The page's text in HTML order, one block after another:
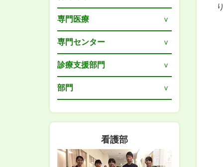
専門医療
専門センター
診療支援部門
部門
看護部